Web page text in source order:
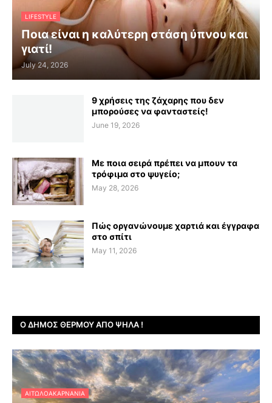
LIFESTYLE
Ποια είναι η καλύτερη στάση ύπνου και
γιατί!
July 24, 2026
9 χρήσεις της ζάχαρης που δεν
μπορούσες να φανταστείς!
June 19, 2026
Με ποια σειρά πρέπει να μπουν τα
τρόφιμα στο ψυγείο;
May 28, 2026
Πώς οργανώνουμε χαρτιά και έγγραφα
στο σπίτι
May 11, 2026
Ο ΔΉΜΟΣ ΘΈΡΜΟΥ ΑΠΌ ΨΗΛΆ !
ΑΙΤΩΛΟΑΚΑΡΝΑΝΊΑ